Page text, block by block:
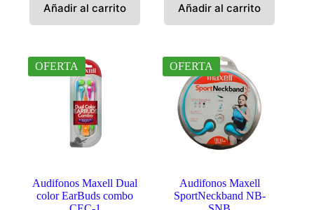
Añadir al carrito Añadir al carrito
OFERTA
Audifonos Maxell Dual
color EarBuds combo
OFERTA
Audifonos Maxell
SportNeckband NB-